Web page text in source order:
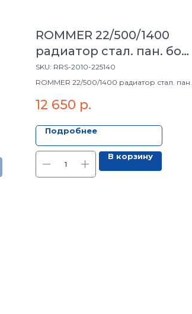
ROMMER 22/500/1400
радиатор стал. пан. бок.
под. Compact
SKU: RRS-2010-225140
ROMMER 22/500/1400 радиатор стал. пан.
12 650 р.
Подробнее
В корзину